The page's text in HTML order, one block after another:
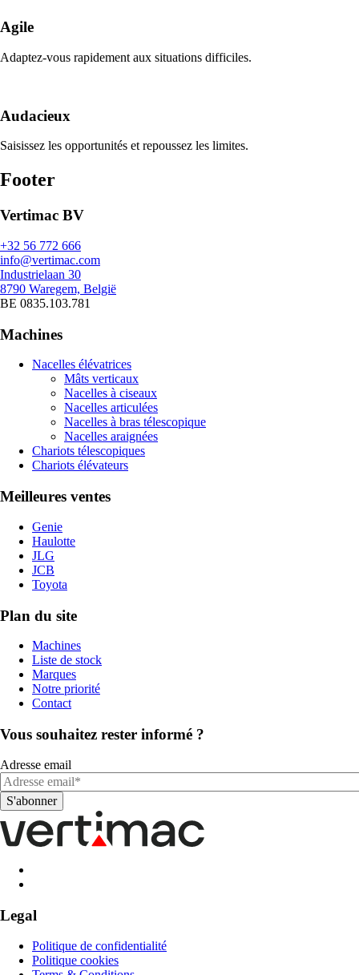
Agile
Adaptez-vous rapidement aux situations difficiles.
Audacieux
Saisissez les opportunités et repoussez les limites.
Footer
Vertimac BV
+32 56 772 666
info@vertimac.com
Industrielaan 30
8790 Waregem, België
BE 0835.103.781
Machines
Nacelles élévatrices
Mâts verticaux
Nacelles à ciseaux
Nacelles articulées
Nacelles à bras télescopique
Nacelles araignées
Chariots télescopiques
Chariots élévateurs
Meilleures ventes
Genie
Haulotte
JLG
JCB
Toyota
Plan du site
Machines
Liste de stock
Marques
Notre priorité
Contact
Vous souhaitez rester informé ?
Adresse email
Legal
Politique de confidentialité
Politique cookies